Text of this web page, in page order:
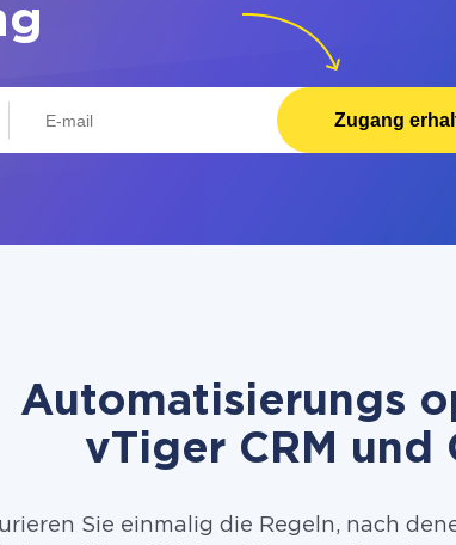
Zugang
Automatisierungs
vTiger CRM und
Sie einmalig die Regeln, nach